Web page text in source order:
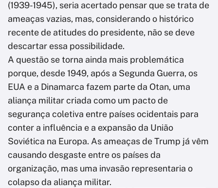
(1939-1945), seria acertado pensar que se trata de
ameaças vazias, mas, considerando o histórico
recente de atitudes do presidente, não se deve
descartar essa possibilidade.
A questão se torna ainda mais problemática
porque, desde 1949, após a Segunda Guerra, os
EUA e a Dinamarca fazem parte da Otan, uma
aliança militar criada como um pacto de
segurança coletiva entre países ocidentais para
conter a influência e a expansão da União
Soviética na Europa. As ameaças de Trump já vêm
causando desgaste entre os países da
organização, mas uma invasão representaria o
colapso da aliança militar.